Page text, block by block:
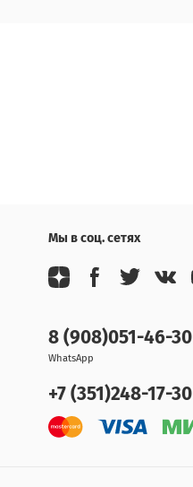
Мы в соц. сетях
8 (908)051-46-30
WhatsApp
+7 (351)248-17-30